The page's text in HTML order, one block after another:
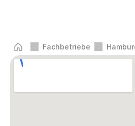
Fachbetriebe